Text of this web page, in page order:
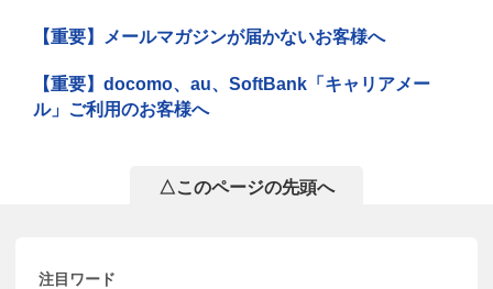
【重要】メールマガジンが届かないお客様へ
【重要】docomo、au、SoftBank「キャリアメー
ル」ご利用のお客様へ
△このページの先頭へ
注目ワード